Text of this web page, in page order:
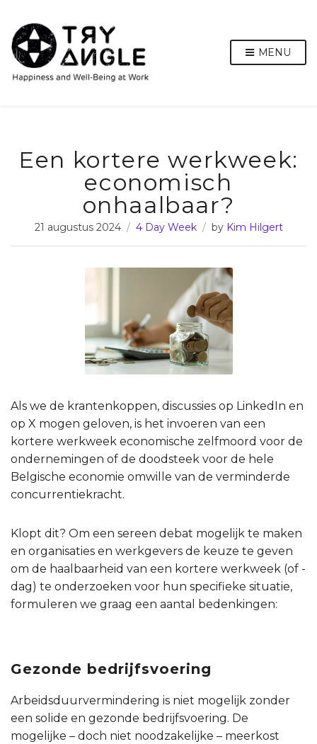
MENU
Een kortere werkweek:
economisch
onhaalbaar?
21 augustus 2024 4 Day Week by Kim Hilgert
Als we de krantenkoppen, discussies op LinkedIn en
op X mogen geloven, is het invoeren van een
kortere werkweek economische zelfmoord voor de
ondernemingen of de doodsteek voor de hele
Belgische economie omwille van de verminderde
concurrentiekracht.
Klopt dit? Om een sereen debat mogelijk te maken
en organisaties en werkgevers de keuze te geven
om de haalbaarheid van een kortere werkweek (of -
dag) te onderzoeken voor hun specifieke situatie,
formuleren we graag een aantal bedenkingen:
Gezonde bedrijfsvoering
Arbeidsduurvermindering is niet mogelijk zonder
een solide en gezonde bedrijfsvoering. De
mogelijke – doch niet noodzakelijke – meerkost